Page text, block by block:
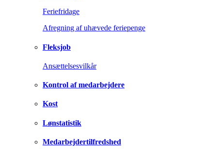
Feriefridage
Afregning af uhævede feriepenge
Fleksjob
Ansættelsesvilkår
Kontrol af medarbejdere
Kost
Lønstatistik
Medarbejdertilfredshed